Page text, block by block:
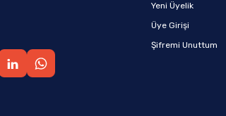
Yeni Üyelik
Üye Girişi
Şifremi Unuttum